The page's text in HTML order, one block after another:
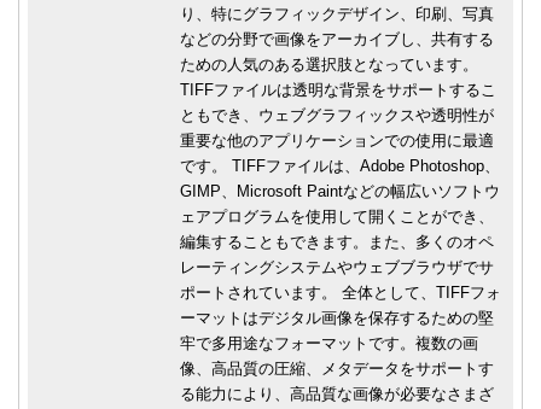
り、特にグラフィックデザイン、印刷、写真
などの分野で画像をアーカイブし、共有する
ための人気のある選択肢となっています。
TIFFファイルは透明な背景をサポートするこ
ともでき、ウェブグラフィックスや透明性が
重要な他のアプリケーションでの使用に最適
です。 TIFFファイルは、Adobe Photoshop、
GIMP、Microsoft Paintなどの幅広いソフトウ
ェアプログラムを使用して開くことができ、
編集することもできます。また、多くのオペ
レーティングシステムやウェブブラウザでサ
ポートされています。 全体として、TIFFフォ
ーマットはデジタル画像を保存するための堅
牢で多用途なフォーマットです。複数の画
像、高品質の圧縮、メタデータをサポートす
る能力により、高品質な画像が必要なさまざ